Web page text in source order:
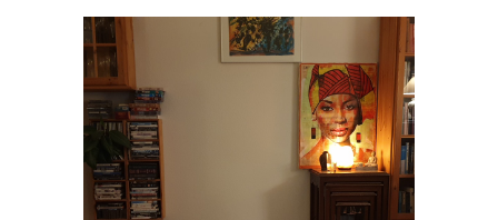
Jeg glæder mig til vi ses